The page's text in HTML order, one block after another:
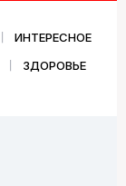
ИНТЕРЕСНОЕ
ЗДОРОВЬЕ